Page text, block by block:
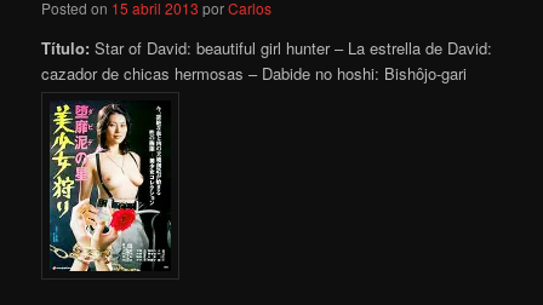
Posted on 15 abril 2013 porCarlos
Título: Star of David: beautiful girl hunter – La estrella de David:
cazador de chicas hermosas – Dabide no hoshi: Bishôjo-gari